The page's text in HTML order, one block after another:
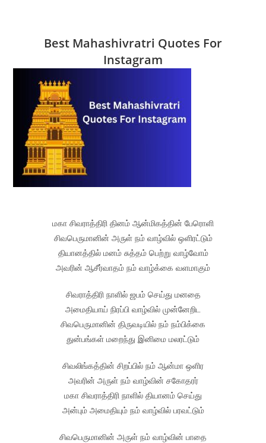
Best Mahashivratri Quotes For
Instagram
மகா சிவராத்திரி தினம் ஆன்மிகத்தின் பேரொளி
சிவபெருமானின் அருள் நம் வாழ்வில் ஒளிரட்டும்
தியானத்தில் மனம் சுத்தம் பெற்று வாழ்வோம்
அவரின் ஆசீர்வாதம் நம் வாழ்க்கை வளமாகும்
சிவராத்திரி நாளில் ஜபம் செய்து மனதை
அமைதியாய் நிரப்பி வாழ்வில் முன்னேறிட
சிவபெருமானின் திருவடியில் நம் நம்பிக்கை
துன்பங்கள் மறைந்து இனிமை மலரட்டும்
சிவலிங்கத்தின் சிறப்பில் நம் ஆன்மா ஒளிர
அவரின் அருள் நம் வாழ்வின் சகோதரர்
மகா சிவராத்திரி நாளில் தியானம் செய்து
அன்பும் அமைதியும் நம் வாழ்வில் பரவட்டும்
சிவபெருமானின் அருள் நம் வாழ்வின் பாதை